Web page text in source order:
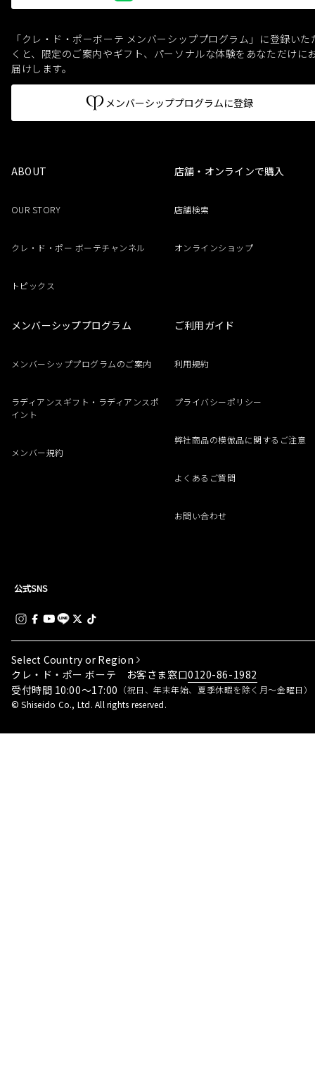
「クレ・ド・ポーボーテ メンバーシッププログラム」に登録いた
くと、 限定のご案内やギフト、パーソナルな体験をあなただけに
届けします。
メンバーシッププログラムに登録
ABOUT
OUR STORY
クレ・ド・ポー ボーテチャンネル
トピックス
店舗・オンラインで購入
店舗検索
オンラインショップ
メンバーシッププログラム
メンバーシッププログラムのご案内
ラディアンスギフト・ラディアンスポ
イント
メンバー規約
ご利用ガイド
利用規約
プライバシーポリシー
弊社商品の模倣品に関するご注意
よくあるご質問
お問い合わせ
公式SNS
Select Country or Region
クレ・ド・ポー ボーテ お客さま窓口0120-86-1982
受付時間 10:00～17:00 （祝日、年末年始、夏季休暇を除く月～金曜日）
© Shiseido Co., Ltd. All rights reserved.